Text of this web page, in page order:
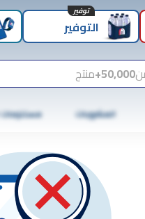
التوفير
توفير
50,000+ منتج
المشروبات مستلزمات